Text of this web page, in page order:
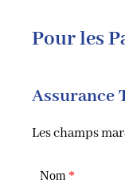
Pour les
Assurance
Les champs
Nom *